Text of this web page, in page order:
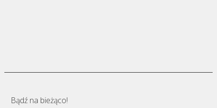
Bądź na bieżąco!